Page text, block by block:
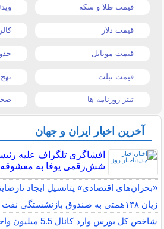
قیمت طلا و سکه
قیمت دلار
قیمت موبایل
قیمت تبلت نهج
تیتر روزنامه ها
آخرین اخبار ایران و جهان
افشاگری تلگراف علیه
شش‌رقمی یوفا به معشوقه
«بحران‌های اقتصادی» پتانسیل ایجاد
زیان ۱۳۸همتی به صندوق بازنشستگی نفت
شاخص کل بورس وارد کانال 5.5 میلیون واحد شد